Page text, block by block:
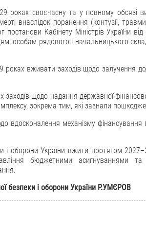
роках своєчасну та у повному обсязі
внаслідок поранення (контузії,
постанови Кабінету Міністрів України
особам рядового і начальницького
вживати заходів щодо залучення
щодо надання державної
зокрема тим, які зазнали
вдосконалення механізму фінансування
і оборони України вжити протягом
бюджетними асигнуваннями та
безпеки і оборони України Р.УМЄРОВ